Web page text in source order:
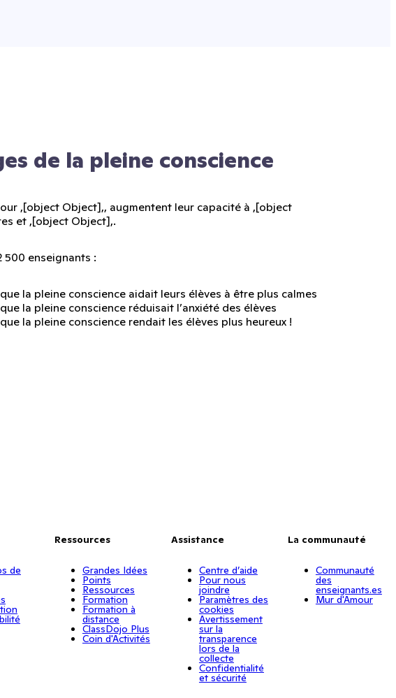
de la pleine conscience
,[object Object],, augmentent leur capacité à ,[object
et ,[object Object],.
500 enseignants :
la pleine conscience aidait leurs élèves à être plus calmes
la pleine conscience réduisait l’anxiété des élèves
la pleine conscience rendait les élèves plus heureux !
de
Ressources
Grandes Idées
Points
Ressources
Formation
Formation à
distance
ClassDojo Plus
Coin d'Activités
Assistance
Centre d’aide
Pour nous
joindre
Paramètres des
cookies
Avertissement
sur la
transparence
lors de la
collecte
Confidentialité
et sécurité
La communauté
Communauté
des
enseignants.es
Mur d'Amour